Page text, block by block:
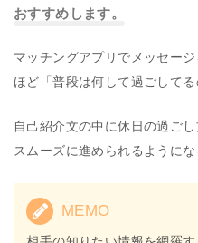
おすすめします。
マッチングアプリでメッセー
ほど「普段は何して過ごして
自己紹介文の中に休日の過ご
スムーズに進められるようにな
MEMO